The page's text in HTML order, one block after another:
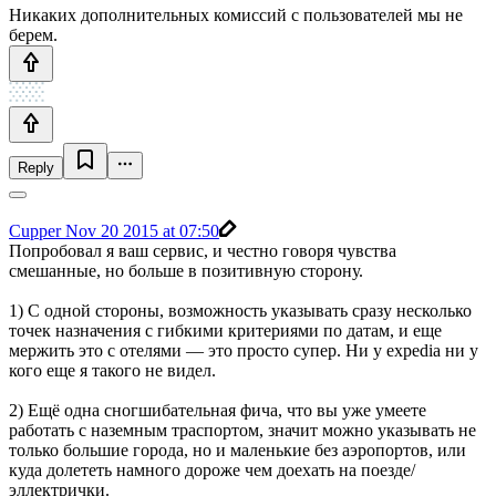
Никаких дополнительных комиссий с пользователей мы не
берем.
Reply
CupperNov 20 2015 at 07:50
Попробовал я ваш сервис, и честно говоря чувства
смешанные, но больше в позитивную сторону.
1) С одной стороны, возможность указывать сразу несколько
точек назначения с гибкими критериями по датам, и еще
мержить это с отелями — это просто супер. Ни у expedia ни у
кого еще я такого не видел.
2) Ещё одна сногшибательная фича, что вы уже умеете
работать с наземным траспортом, значит можно указывать не
только большие города, но и маленькие без аэропортов, или
куда долететь намного дороже чем доехать на поезде/
эллектрички.